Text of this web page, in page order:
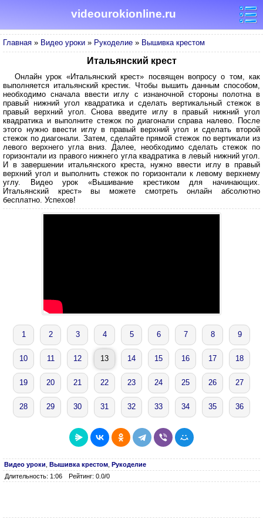
videourokionline.ru
Главная » Видео уроки » Рукоделие » Вышивка крестом
Итальянский крест
Онлайн урок «Итальянский крест» посвящен вопросу о том, как
выполняется итальянский крестик. Чтобы вышить данным способом,
необходимо сначала ввести иглу с изнаночной стороны полотна в
правый нижний угол квадратика и сделать вертикальный стежок в
правый верхний угол. Снова введите иглу в правый нижний угол
квадратика и выполните стежок по диагонали справа налево. После
этого нужно ввести иглу в правый верхний угол и сделать второй
стежок по диагонали. Затем, сделайте прямой стежок по вертикали из
левого верхнего угла вниз. Далее, необходимо сделать стежок по
горизонтали из правого нижнего угла квадратика в левый нижний угол.
И в завершении итальянского креста, нужно ввести иглу в правый
верхний угол и выполнить стежок по горизонтали к левому верхнему
углу. Видео урок «Вышивание крестиком для начинающих.
Итальянский крест» вы можете смотреть онлайн абсолютно
бесплатно. Успехов!
1 2 3 4 5 6 7 8 9
10 11 12 13 14 15 16 17 18
19 20 21 22 23 24 25 26 27
28 29 30 31 32 33 34 35 36
Видео уроки Вышивка крестом Рукоделие
Длительность: 1:06
Рейтинг: 0.0/0